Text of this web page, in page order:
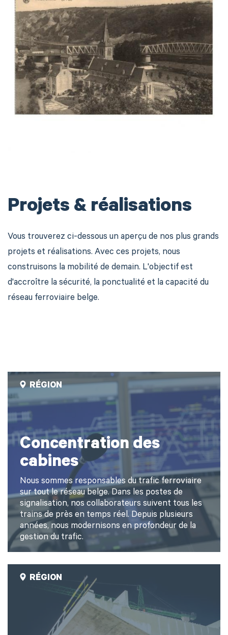
Projets & réalisations
Vous trouverez ci-dessous un aperçu de nos plus grands
projets et réalisations. Avec ces projets, nous
construisons la mobilité de demain. L'objectif est
d'accroître la sécurité, la ponctualité et la capacité du
réseau ferroviaire belge.
RÉGION
Concentration des
cabines
Nous sommes responsables du trafic ferroviaire
sur tout le réseau belge. Dans les postes de
signalisation, nos collaborateurs suivent tous les
trains de près en temps réel. Depuis plusieurs
années, nous modernisons en profondeur de la
gestion du trafic.
RÉGION